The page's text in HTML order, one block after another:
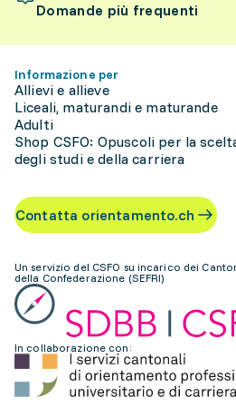
Domande più frequenti
Informazione per
Allievi e allieve
Liceali, maturandi e maturande
Adulti
Shop CSFO: Opuscoli per la
degli studi e della carriera
Contatta orientamento.ch
Un servizio del CSFO su incarico dei
della Confederazione (SEFRI)
In collaborazione con: